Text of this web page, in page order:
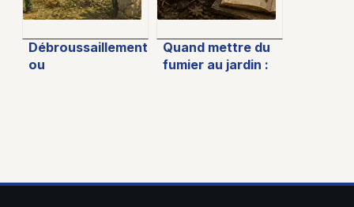
Débroussaillement
ou
Quand mettre du
fumier au jardin :